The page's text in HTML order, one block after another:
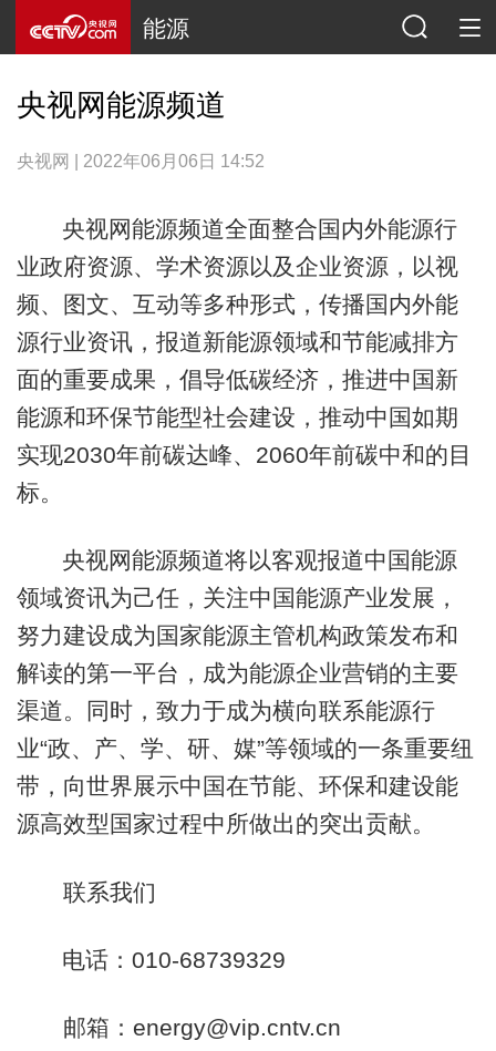
能源
央视网能源频道
央视网 | 2022年06月06日 14:52
央视网能源频道全面整合国内外能源行
业政府资源、学术资源以及企业资源，以视
频、图文、互动等多种形式，传播国内外能
源行业资讯，报道新能源领域和节能减排方
面的重要成果，倡导低碳经济，推进中国新
能源和环保节能型社会建设，推动中国如期
实现2030年前碳达峰、2060年前碳中和的目
标。
央视网能源频道将以客观报道中国能源
领域资讯为己任，关注中国能源产业发展，
努力建设成为国家能源主管机构政策发布和
解读的第一平台，成为能源企业营销的主要
渠道。同时，致力于成为横向联系能源行
业“政、产、学、研、媒”等领域的一条重要纽
带，向世界展示中国在节能、环保和建设能
源高效型国家过程中所做出的突出贡献。
联系我们
电话：010-68739329
邮箱：energy@vip.cntv.cn